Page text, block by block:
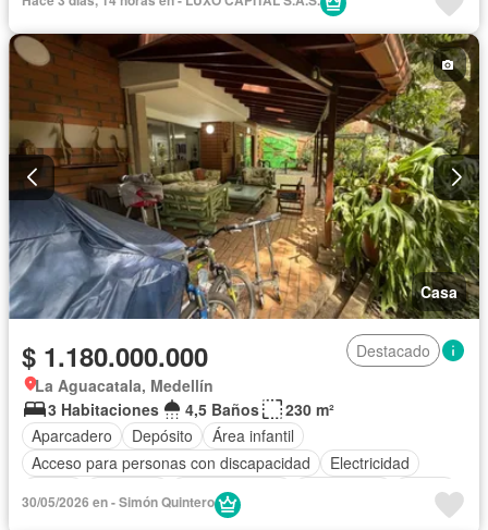
Casa
$ 1.180.000.000
Destacado
La Aguacatala, Medellín
3 Habitaciones
4,5 Baños
230 m²
Aparcadero
Depósito
Área infantil
Acceso para personas con discapacidad
Electricidad
Cocina integral
Sauna
Cuarto de servicio
30/05/2026 en - Simón Quintero